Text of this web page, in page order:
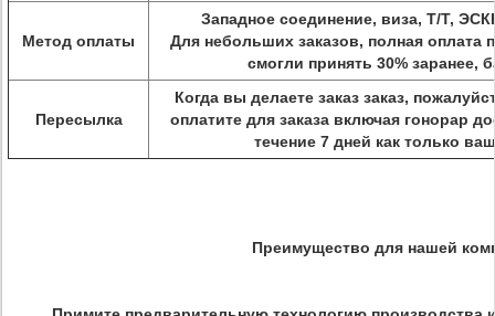
Метод оплаты
Западное соединение, виза, Т/Т,
Для небольших заказов, полная оплата
смогли принять 30% заранее,
Пересылка
Когда вы делаете заказ заказ,
оплатите для заказа включая гонорар
течение 7 дней как только
Преимущество для нашей